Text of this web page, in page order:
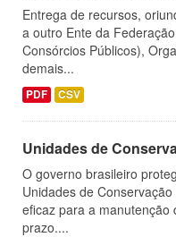
Entrega de recursos,
a outro Ente da
Consórcios Públicos),
demais...
PDF CSV
Unidades de
O governo brasileiro
Unidades de
eficaz para a manutenção
prazo....